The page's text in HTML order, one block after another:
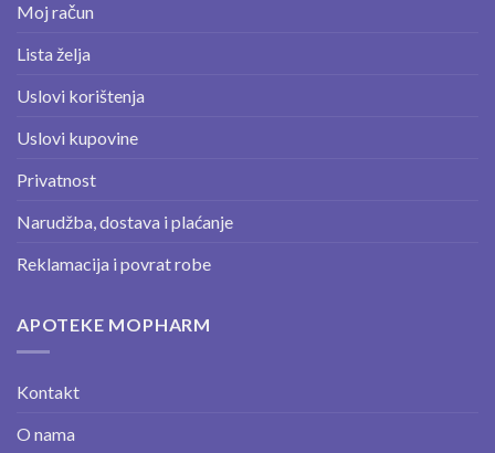
Moj račun
Lista želja
Uslovi korištenja
Uslovi kupovine
Privatnost
Narudžba, dostava i plaćanje
Reklamacija i povrat robe
APOTEKE MOPHARM
Kontakt
O nama